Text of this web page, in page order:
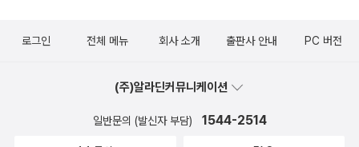
로그인 전체 메뉴 회사 소개 출판사 안내 PC 버전
(주)알라딘커뮤니케이션
일반문의 (발신자 부담) 1544-2514